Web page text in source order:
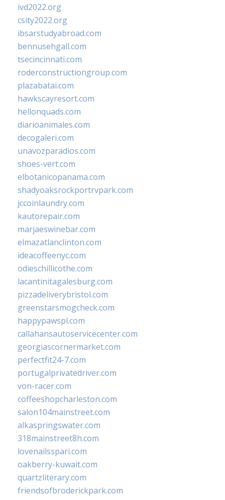
ivd2022.org
csity2022.org
ibsarstudyabroad.com
bennusehgall.com
tsecincinnati.com
roderconstructiongroup.com
plazabatai.com
hawkscayresort.com
hellonquads.com
diarioanimales.com
decogaleri.com
unavozparadios.com
shoes-vert.com
elbotanicopanama.com
shadyoaksrockportrvpark.com
jccoinlaundry.com
kautorepair.com
marjaeswinebar.com
elmazatlanclinton.com
ideacoffeenyc.com
odieschillicothe.com
lacantinitagalesburg.com
pizzadeliverybristol.com
greenstarsmogcheck.com
happypawspl.com
callahansautoservicecenter.com
georgiascornermarket.com
perfectfit24-7.com
portugalprivatedriver.com
von-racer.com
coffeeshopcharleston.com
salon104mainstreet.com
alkaspringswater.com
318mainstreet8h.com
lovenailsspari.com
oakberry-kuwait.com
quartzliterary.com
friendsofbroderickpark.com